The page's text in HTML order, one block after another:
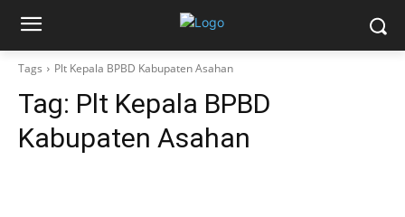
Tags Plt Kepala BPBD Kabupaten Asahan
Tag: Plt Kepala BPBD
Kabupaten Asahan